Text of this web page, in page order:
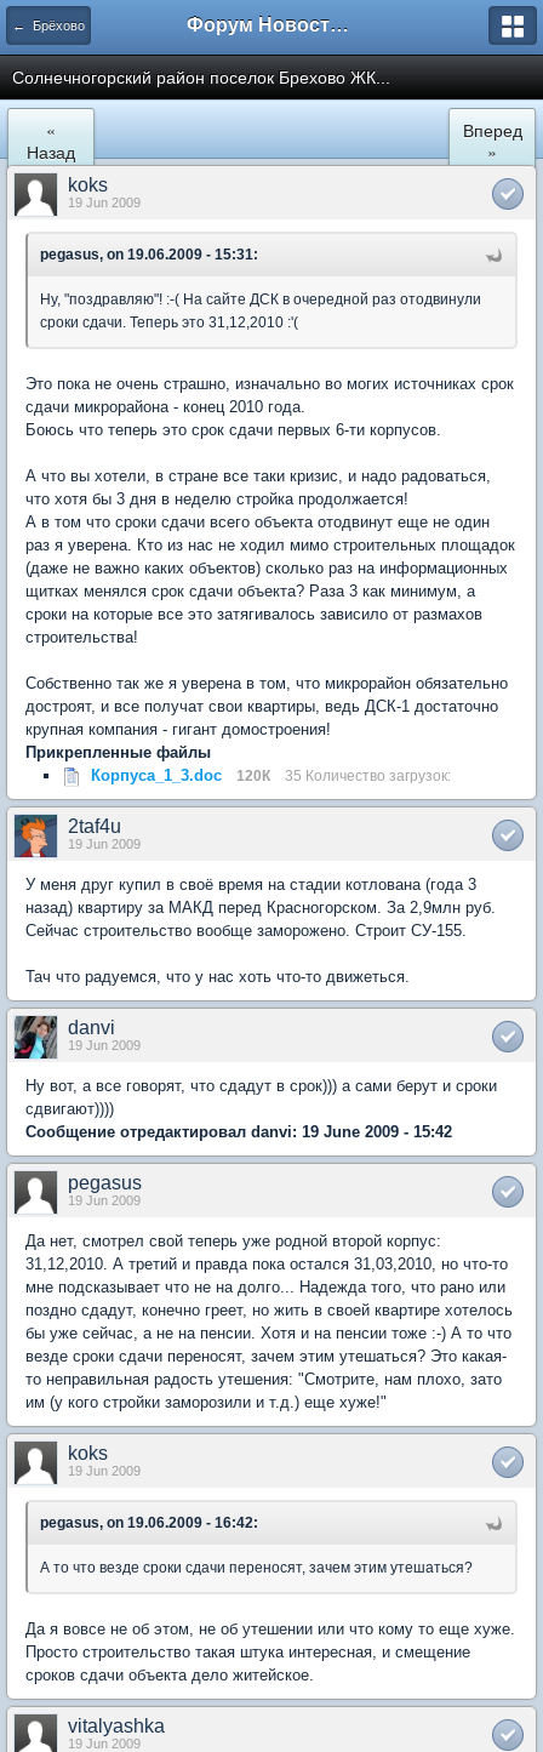
← Брёхово Форум Новостройки
Cолнечногорский район поселок Брехово ЖК...
«
Назад
Вперед
»
koks
19 Jun 2009
pegasus, on 19.06.2009 - 15:31:
Ну, "поздравляю"! :-( На сайте ДСК в очередной раз отодвинули
сроки сдачи. Теперь это 31,12,2010 :'(
Это пока не очень страшно, изначально во могих источниках срок
сдачи микрорайона - конец 2010 года.
Боюсь что теперь это срок сдачи первых 6-ти корпусов.
А что вы хотели, в стране все таки кризис, и надо радоваться,
что хотя бы 3 дня в неделю стройка продолжается!
А в том что сроки сдачи всего объекта отодвинут еще не один
раз я уверена. Кто из нас не ходил мимо строительных площадок
(даже не важно каких объектов) сколько раз на информационных
щитках менялся срок сдачи объекта? Раза 3 как минимум, а
сроки на которые все это затягивалось зависило от размахов
строительства!
Собственно так же я уверена в том, что микрорайон обязательно
достроят, и все получат свои квартиры, ведь ДСК-1 достаточно
крупная компания - гигант домостроения!
Прикрепленные файлы
Корпуса_1_3.doc
120К 35 Количество загрузок:
2taf4u
19 Jun 2009
У меня друг купил в своё время на стадии котлована (года 3
назад) квартиру за МАКД перед Красногорском. За 2,9млн руб.
Сейчас строительство вообще заморожено. Строит СУ-155.
Тач что радуемся, что у нас хоть что-то движеться.
danvi
19 Jun 2009
Ну вот, а все говорят, что сдадут в срок))) а сами берут и сроки
сдвигают))))
Сообщение отредактировал danvi: 19 June 2009 - 15:42
pegasus
19 Jun 2009
Да нет, смотрел свой теперь уже родной второй корпус:
31,12,2010. А третий и правда пока остался 31,03,2010, но что-то
мне подсказывает что не на долго... Надежда того, что рано или
поздно сдадут, конечно греет, но жить в своей квартире хотелось
бы уже сейчас, а не на пенсии. Хотя и на пенсии тоже :-) А то что
везде сроки сдачи переносят, зачем этим утешаться? Это какая-
то неправильная радость утешения: "Смотрите, нам плохо, зато
им (у кого стройки заморозили и т.д.) еще хуже!"
koks
19 Jun 2009
pegasus, on 19.06.2009 - 16:42:
А то что везде сроки сдачи переносят, зачем этим утешаться?
Да я вовсе не об этом, не об утешении или что кому то еще хуже.
Просто строительство такая штука интересная, и смещение
сроков сдачи объекта дело житейское.
vitalyashka
19 Jun 2009